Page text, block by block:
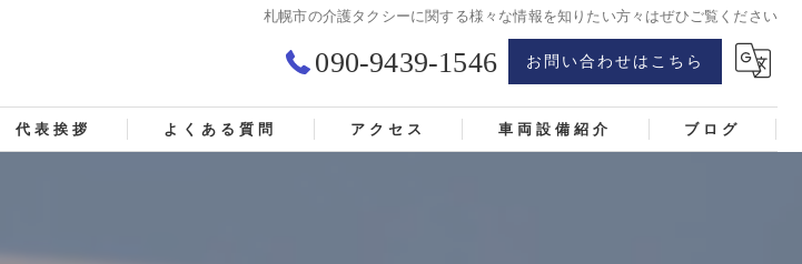
札幌市の介護タクシーに関する様々な情報を知りたい方々はぜひご覧ください
090-9439-1546 お問い合わせはこちら
代表挨拶 よくある質問 アクセス 車両設備紹介 ブログ